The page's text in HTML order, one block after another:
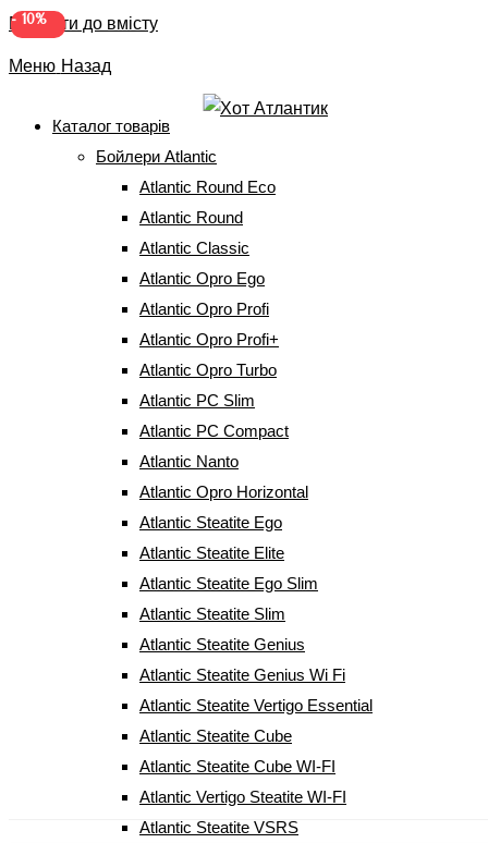
Перейти до вмісту
Меню Назад
Каталог товарів
Бойлери Atlantic
Atlantic Round Eco
Atlantic Round
Atlantic Classic
Atlantic Opro Ego
Atlantic Opro Profi
Atlantic Opro Profi+
Atlantic Opro Turbo
Atlantic PC Slim
Atlantic PC Compact
Atlantic Nanto
Atlantic Opro Horizontal
Atlantic Steatite Ego
Atlantic Steatite Elite
Atlantic Steatite Ego Slim
Atlantic Steatite Slim
Atlantic Steatite Genius
Atlantic Steatite Genius Wi Fi
Atlantic Steatite Vertigo Essential
Atlantic Steatite Cube
Atlantic Steatite Cube WI-FI
Atlantic Vertigo Steatite WI-FI
Atlantic Steatite VSRS
Бойлер Atlantic Steatite
Floor Standing ES – VS 200
MC (234191200)
Atlantic Steatite Floor Standing ES – VS 200 MC (234191200)
Бойлер Atlantic Steatite Floor
Standing ES – VS 200 MC
(234191200)
Рейтинг5.00з 5 на основі опитування
відгуки покупців)
38 299 грн
- 10%